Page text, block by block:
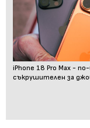
iPhone 18 Pro Max -
съкрушителен за